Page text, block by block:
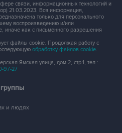
связи, информационных технологий и
21.03.2023. Вся информация,
только для персонального
воспроизведению и/или
иначе как с письменного разрешения
файлы cookie. Продолжая работу с
обработку файлов cookie.
Ямская улица, дом 2, стр.1, тел.:
97-27
и людях